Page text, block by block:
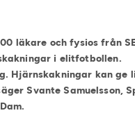
läkare och fysios från
i elitfotbollen.
Hjärnskakningar kan ge
Svante Samuelsson,